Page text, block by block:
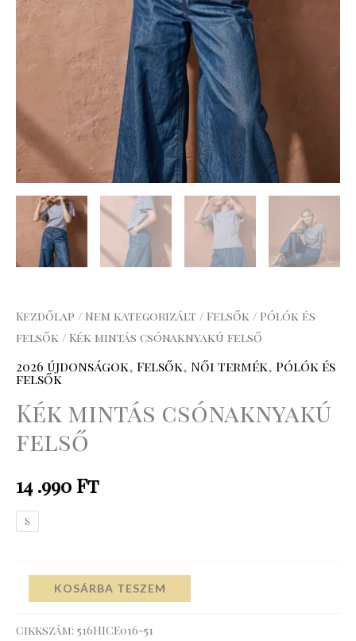
Kezdőlap / Nem kategorizált / Felsők / Pólók és
felsők / Kék mintás csónaknyakú felső
2026 újdonságok, Felsők, Női termék, Pólók és
felsők
Kék mintás csónaknyakú
felső
14 .990 Ft
S
KOSÁRBA TESZEM
Cikkszám: 516HICE016-51